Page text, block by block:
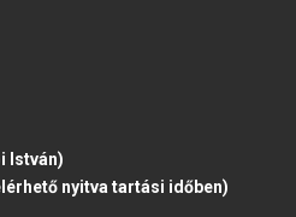
István)
nyitva tartási időben)